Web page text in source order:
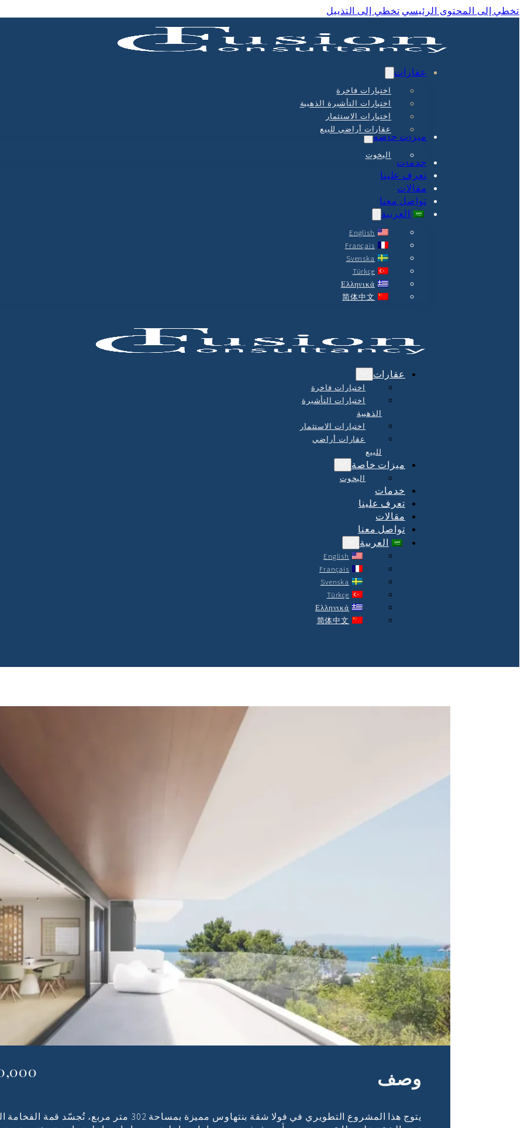
تخطي إلى المحتوى الرئيسي تخطي إلى التذييل
عقارات
اختيارات فاخرة
اختيارات التأشيرة الذهبية
اختيارات الاستثمار
عقارات أراضي للبيع
ميزات خاصة
اليخوت
خدمات
تعرف علينا
مقالات
تواصل معنا
العربية
English
Français
Svenska
Türkçe
Ελληνικά
简体中文
عقارات
اختيارات فاخرة
اختيارات التأشيرة
الذهبية
اختيارات الاستثمار
عقارات أراضي
للبيع
ميزات خاصة
اليخوت
خدمات
تعرف علينا
مقالات
تواصل معنا
العربية
English
Français
Svenska
Türkçe
Ελληνικά
简体中文
بنتهاوس سكني
بنتهاوس مميز مع حديقة على السطح
على البحر ونمط حياة لا متناهي، مركز فولا
وصف €
يتوج هذا المشروع التطويري في فولا شقة بنتهاوس مميزة بمساحة 302 متر مربع،